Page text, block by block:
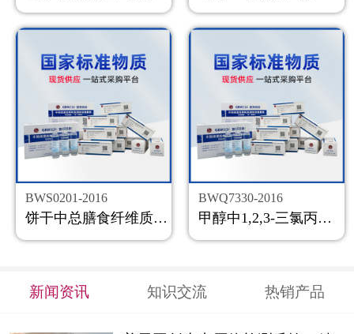
BWS0201-2016
饼干中总膳食纤维质控样品
BWQ7330-2016
甲醇中1,2,3-三氯丙烷溶液标准物质
新闻资讯 知识交流 热销产品
返回主页